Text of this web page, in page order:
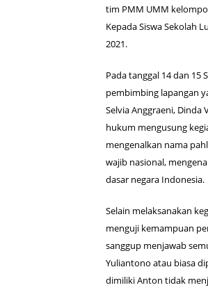
tim PMM UMM
Kepada Siswa Sekolah
2021.
Pada tanggal 14 dan 15
pembimbing lapangan
Selvia Anggraeni, Dinda
hukum mengusung
mengenalkan nama
wajib nasional,
dasar negara Indonesia.
Selain melaksanakan
menguji kemampuan
sanggup menjawab
Yuliantono atau biasa
dimiliki Anton tidak